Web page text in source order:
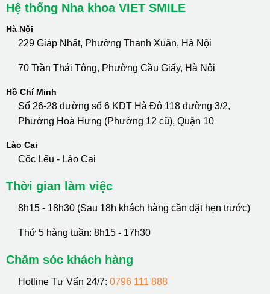
Hệ thống Nha khoa VIET SMILE
Hà Nội
229 Giáp Nhất, Phường Thanh Xuân, Hà Nội
70 Trần Thái Tông, Phường Cầu Giấy, Hà Nội
Hồ Chí Minh
Số 26-28 đường số 6 KDT Hà Đô 118 đường 3/2,
Phường Hoà Hưng (Phường 12 cũ), Quận 10
Lào Cai
Cốc Lếu - Lào Cai
Thời gian làm việc
8h15 - 18h30 (Sau 18h khách hàng cần đặt hẹn trước)
Thứ 5 hàng tuần: 8h15 - 17h30
Chăm sóc khách hàng
Hotline Tư Vấn 24/7: 0796 111 888